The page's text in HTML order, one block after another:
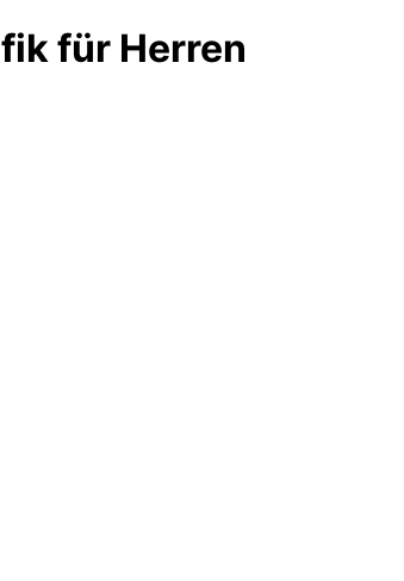
für Herren